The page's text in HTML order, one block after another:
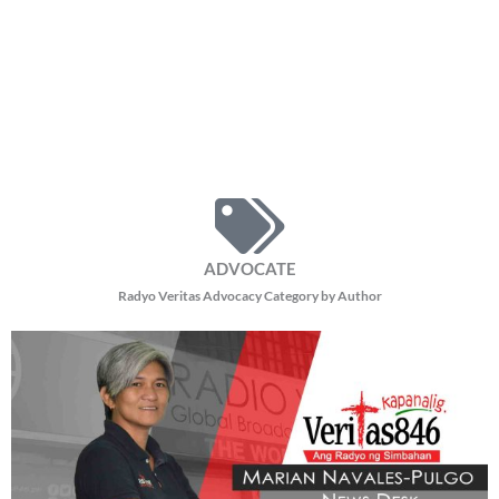
ADVOCATE
Radyo Veritas Advocacy Category by Author